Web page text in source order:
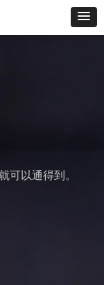
可以通得到。